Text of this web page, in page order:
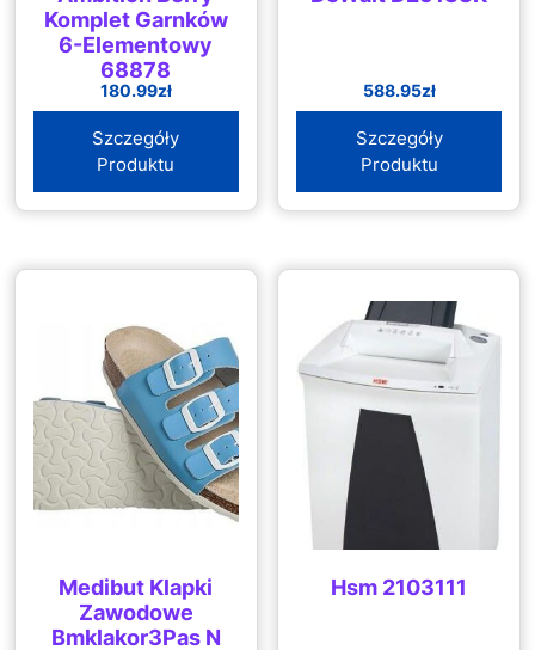
Komplet Garnków
6-Elementowy
68878
180.99zł
Szczegóły
Produktu
588.95zł
Szczegóły
Produktu
Medibut Klapki
Zawodowe
Bmklakor3Pas N
Hsm 2103111